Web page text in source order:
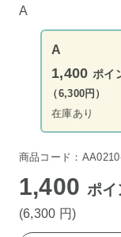
A
A
1,400 ポイ
（6,300円）
在庫あり
商品コード：
1,400 ポイ
(6,300 円)